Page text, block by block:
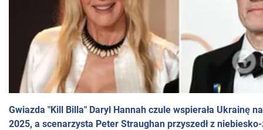
Gwiazda "Kill Billa" Daryl Hannah czule wspierała Ukrainę
2025, a scenarzysta Peter Straughan przyszedł z